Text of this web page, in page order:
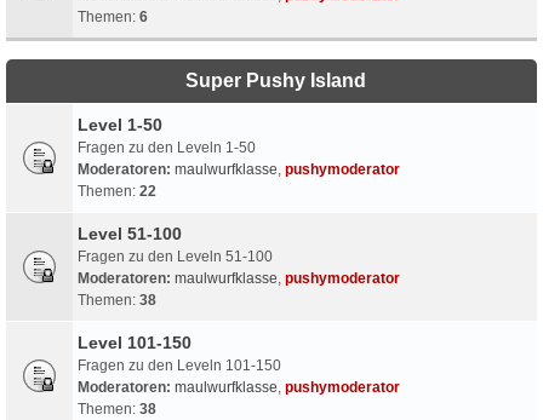
Themen: 6
Super Pushy Island
Level 1-50
Fragen zu den Leveln 1-50
Moderatoren: maulwurfklasse, pushymoderator
Themen: 22
Level 51-100
Fragen zu den Leveln 51-100
Moderatoren: maulwurfklasse, pushymoderator
Themen: 38
Level 101-150
Fragen zu den Leveln 101-150
Moderatoren: maulwurfklasse, pushymoderator
Themen: 38